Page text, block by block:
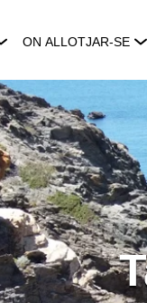
ON ALLOTJAR-SE